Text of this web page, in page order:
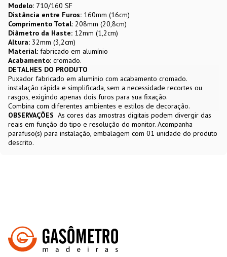
Modelo: 710/160 SF
Distância entre Furos: 160mm (16cm)
Comprimento Total: 208mm (20,8cm)
Diâmetro da Haste: 12mm (1,2cm)
Altura: 32mm (3,2cm)
Material: fabricado em alumínio
Acabamento: cromado.
DETALHES DO PRODUTO
Puxador fabricado em alumínio com acabamento cromado.
instalação rápida e simplificada, sem a necessidade recortes ou
rasgos, exigindo apenas dois furos para sua fixação.
Combina com diferentes ambientes e estilos de decoração.
OBSERVAÇÕES As cores das amostras digitais podem divergir das
reais em função do tipo e resolução do monitor. Acompanha
parafuso(s) para instalação, embalagem com 01 unidade do produto
descrito.